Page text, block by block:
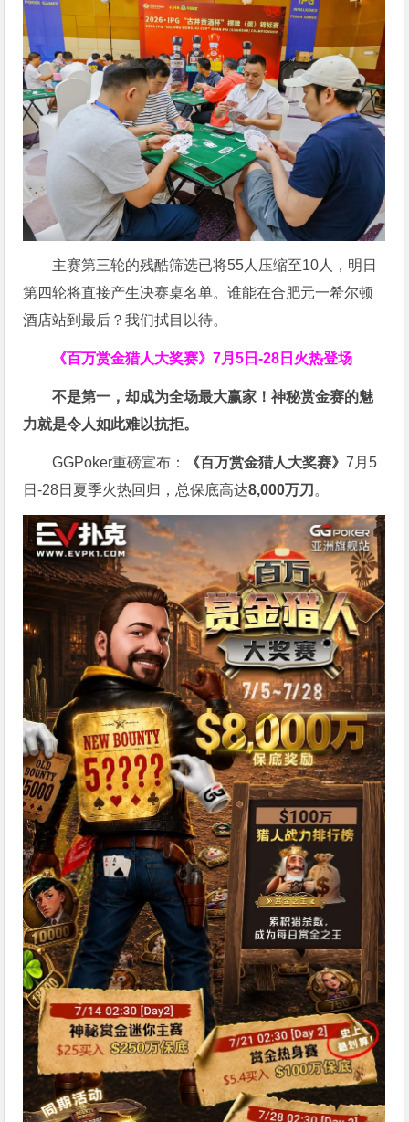
主赛第三轮的残酷筛选已将55人压缩至10人，明日
第四轮将直接产生决赛桌名单。谁能在合肥元一希尔顿
酒店站到最后？我们拭目以待。
《百万赏金猎人大奖赛》7月5日-28日火热登场
不是第一，却成为全场最大赢家！神秘赏金赛的魅
力就是令人如此难以抗拒。
GGPoker重磅宣布： 《百万赏金猎人大奖赛》7月5
日-28日夏季火热回归，总保底高达8,000万刀 。